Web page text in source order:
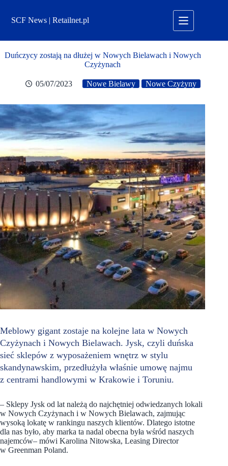
treściSCF News | Retailnet.pl
Duńczycy zostają na dłużej w Nowych Bielawach i Nowych
Czyżynach
05/07/2023 Nowe Bielawy Nowe Czyżyny
Meblowy gigant zostaje na kolejne lata w Nowych
Czyżynach i Nowych Bielawach. Jysk, czyli duńska
sieć sklepów z wyposażeniem wnętrz w stylu
skandynawskim, przedłużyła właśnie umowę najmu
z centrami handlowymi w Krakowie i Toruniu.
– Sklepy Jysk od lat należą do najchętniej odwiedzanych lokali
w Nowych Czyżynach i w Nowych Bielawach, zajmując
wysoką lokatę w rankingu naszych klientów. Dlatego istotne
dla nas było, aby marka ta nadal obecna była wśród naszych
najemców– mówi Karolina Nitowska, Leasing Director
w Greenman Poland.